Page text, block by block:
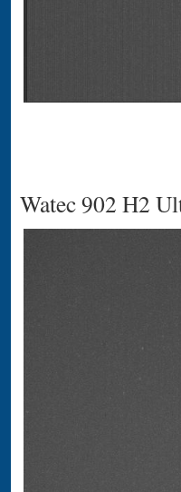
Watec 902 H2